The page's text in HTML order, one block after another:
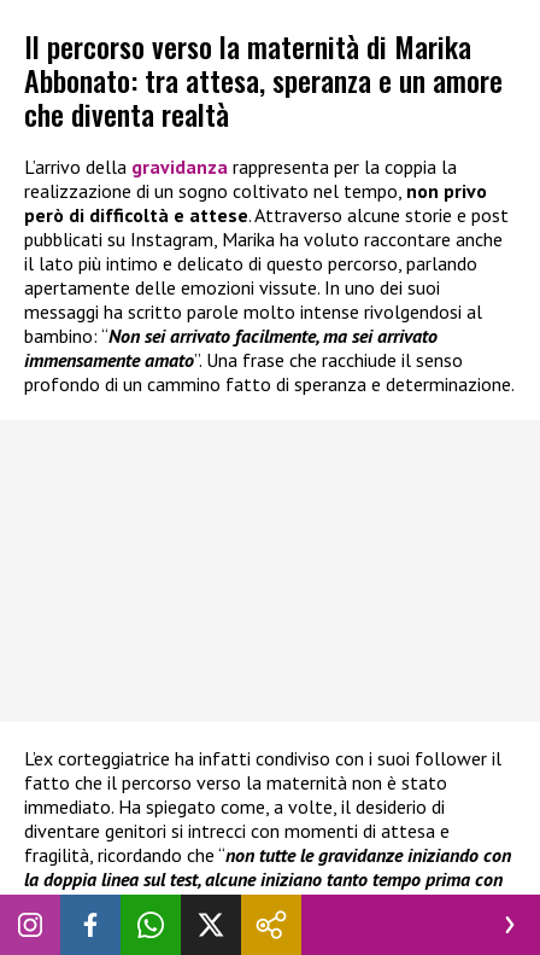
Il percorso verso la maternità di Marika
Abbonato: tra attesa, speranza e un amore
che diventa realtà
L’arrivo della gravidanza rappresenta per la coppia la
realizzazione di un sogno coltivato nel tempo, non privo
però di difficoltà e attese. Attraverso alcune storie e post
pubblicati su Instagram, Marika ha voluto raccontare anche
il lato più intimo e delicato di questo percorso, parlando
apertamente delle emozioni vissute. In uno dei suoi
messaggi ha scritto parole molto intense rivolgendosi al
bambino: “Non sei arrivato facilmente, ma sei arrivato
immensamente amato”. Una frase che racchiude il senso
profondo di un cammino fatto di speranza e determinazione.
L’ex corteggiatrice ha infatti condiviso con i suoi follower il
fatto che il percorso verso la maternità non è stato
immediato. Ha spiegato come, a volte, il desiderio di
diventare genitori si intrecci con momenti di attesa e
fragilità, ricordando che “non tutte le gravidanze iniziando con
la doppia linea sul test, alcune iniziano tanto tempo prima con
la scelta di non arrendersi, con tanta speranza e un silenzioso
dolore
”. Un pensiero che ha toccato molti utenti, generando